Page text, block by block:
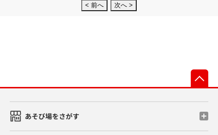
< 前へ 次へ >
あそび場をさがす